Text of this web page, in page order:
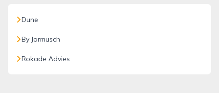
Dune
By Jarmusch
Rokade Advies